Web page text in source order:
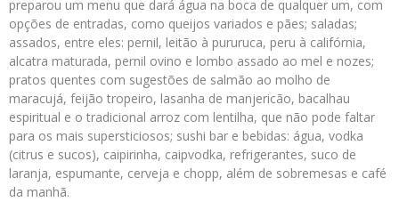
preparou um menu que dará água na boca de qualquer um, com
opções de entradas, como queijos variados e pães; saladas;
assados, entre eles: pernil, leitão à pururuca, peru à califórnia,
alcatra maturada, pernil ovino e lombo assado ao mel e nozes;
pratos quentes com sugestões de salmão ao molho de
maracujá, feijão tropeiro, lasanha de manjericão, bacalhau
espiritual e o tradicional arroz com lentilha, que não pode faltar
para os mais supersticiosos; sushi bar e bebidas: água, vodka
(citrus e sucos), caipirinha, caipvodka, refrigerantes, suco de
laranja, espumante, cerveja e chopp, além de sobremesas e café
da manhã.